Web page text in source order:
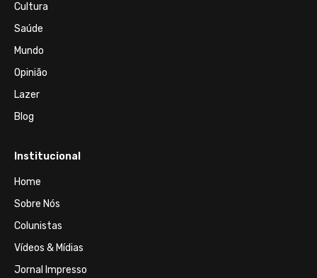
Cultura
Saúde
Mundo
Opinião
Lazer
Blog
Institucional
Home
Sobre Nós
Colunistas
Vídeos & Mídias
Jornal Impresso